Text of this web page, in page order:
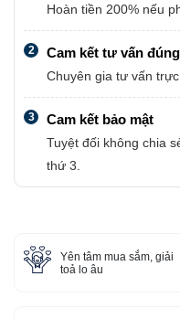
Hoàn tiền 200% nếu
2 Cam kết tư vấn đúng
Chuyên gia tư vấn
3 Cam kết bảo mật
Tuyệt đối không chia
thứ 3.
Yên tâm mua sắm, giải
toả lo âu